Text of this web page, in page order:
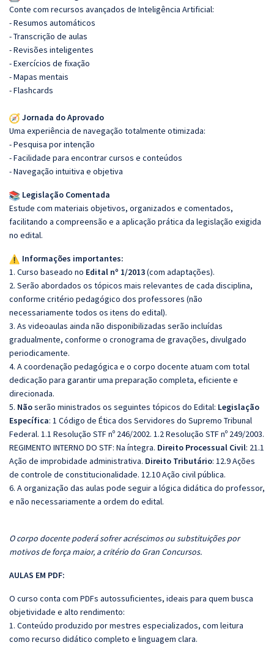
Conte com recursos avançados de Inteligência Artificial:
- Resumos automáticos
- Transcrição de aulas
- Revisões inteligentes
- Exercícios de fixação
- Mapas mentais
- Flashcards
Jornada do Aprovado
Uma experiência de navegação totalmente otimizada:
- Pesquisa por intenção
- Facilidade para encontrar cursos e conteúdos
- Navegação intuitiva e objetiva
Legislação Comentada
Estude com materiais objetivos, organizados e comentados,
facilitando a compreensão e a aplicação prática da legislação exigida
no edital.
Informações importantes:
1. Curso baseado no Edital nº 1/2013(com adaptações).
2. Serão abordados os tópicos mais relevantes de cada disciplina,
conforme critério pedagógico dos professores (não
necessariamente todos os itens do edital).
3. As videoaulas ainda não disponibilizadas serão incluídas
gradualmente, conforme o cronograma de gravações, divulgado
periodicamente.
4. A coordenação pedagógica e o corpo docente atuam com total
dedicação para garantir uma preparação completa, eficiente e
direcionada.
5. Nãoserão ministrados os seguintes tópicos do Edital: Legislação
Específica: 1 Código de Ética dos Servidores do Supremo Tribunal
Federal. 1.1 Resolução STF nº 246/2002. 1.2 Resolução STF nº 249/2003.
REGIMENTO INTERNO DO STF: Na íntegra. Direito Processual Civil: 21.1
Ação de improbidade administrativa. Direito Tributário: 12.9 Ações
de controle de constitucionalidade. 12.10 Ação civil pública.
6. A organização das aulas pode seguir a lógica didática do professor,
e não necessariamente a ordem do edital.
O corpo docente poderá sofrer acréscimos ou substituições por
motivos de força maior, a critério do Gran Concursos.
AULAS EM PDF:
O curso conta com PDFs autossuficientes, ideais para quem busca
objetividade e alto rendimento:
1. Conteúdo produzido por mestres especializados, com leitura
como recurso didático completo e linguagem clara.